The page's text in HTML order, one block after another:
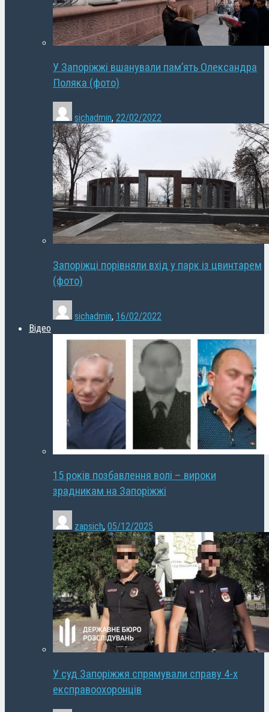
У Запоріжжі вшанували пам’ять Олександра
Поляка (фото)
sichadmin, 22/02/2022
Запоріжці порівняли вхід у парк із цвинтарем
(фото)
sichadmin, 16/02/2022
Відео
15 років позбавлення волі – вироки
зрадникам на Запоріжжі
zapsich, 05/12/2025
У суд Запоріжжя спрямували справу 4-х
експравоохоронців